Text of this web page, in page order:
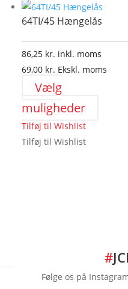
kan
på
64TI/45 Hængelås
86,25 kr. inkl. moms
69,00 kr. Ekskl. moms
Vælg
muligheder
Tilføj til Wishlist
Tilføj til Wishlist
#
Følge os på